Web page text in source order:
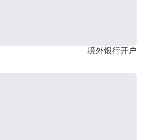
境外银行开户